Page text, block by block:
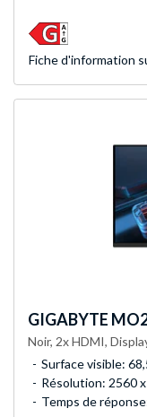
Fiche d'infor­mation
GIGABYTE
Noir, 2x HDMI,
Surface visible:
Résolution: 2560
Temps de